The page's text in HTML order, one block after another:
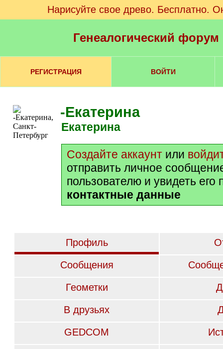
Нарисуйте свое древо. Бесплатно.
Генеалогический
РЕГИСТРАЦИЯ ВОЙТИ
-Екатерина
Екатерина
Создайте аккаунт или
отправить личное
пользователю и увидеть его
контактные данные
Профиль
Сообщения
Геометки
В друзьях
GEDCOM